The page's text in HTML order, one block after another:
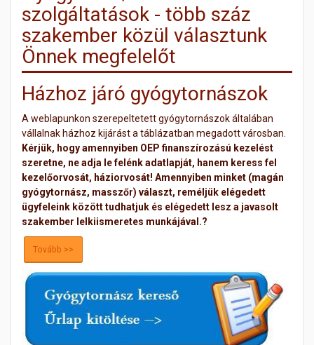
szolgáltatások - több száz
szakember közül választunk
Önnek megfelelőt
Házhoz járó gyógytornászok
A weblapunkon szerepeltetett gyógytornászok általában
vállalnak házhoz kijárást a táblázatban megadott városban.
Kérjük, hogy amennyiben OEP finanszírozású kezelést
szeretne, ne adja le felénk adatlapját, hanem keress fel
kezelőorvosát, háziorvosát! Amennyiben minket (magán
gyógytornász, masszőr) választ, reméljük elégedett
ügyfeleink között tudhatjuk és elégedett lesz a javasolt
szakember lelkiismeretes munkájával.?
Tovább >>